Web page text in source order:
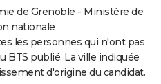
de Grenoble - Ministère de
nationale
les personnes qui n'ont pas
BTS publié. La ville indiquée
d'origine du candidat.